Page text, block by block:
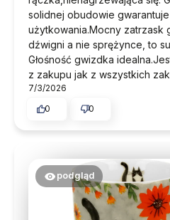
solidnej obudowie gwarantuje
użytkowania.Mocny zatrzask
dźwigni a nie sprężynce, to
Głośność gwizdka
z zakupu jak z wszystkich
7/3/2026
0
0
podgląd